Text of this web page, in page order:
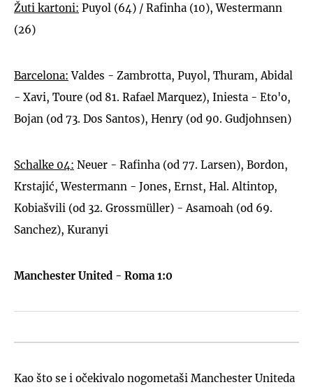
Žuti kartoni: Puyol (64) / Rafinha (10), Westermann
(26)
Barcelona: Valdes - Zambrotta, Puyol, Thuram, Abidal
- Xavi, Toure (od 81. Rafael Marquez), Iniesta - Eto'o,
Bojan (od 73. Dos Santos), Henry (od 90. Gudjohnsen)
Schalke 04: Neuer - Rafinha (od 77. Larsen), Bordon,
Krstajić, Westermann - Jones, Ernst, Hal. Altintop,
Kobiašvili (od 32. Grossmüller) - Asamoah (od 69.
Sanchez), Kuranyi
Manchester United - Roma 1:0
Kao što se i očekivalo nogometaši Manchester Uniteda